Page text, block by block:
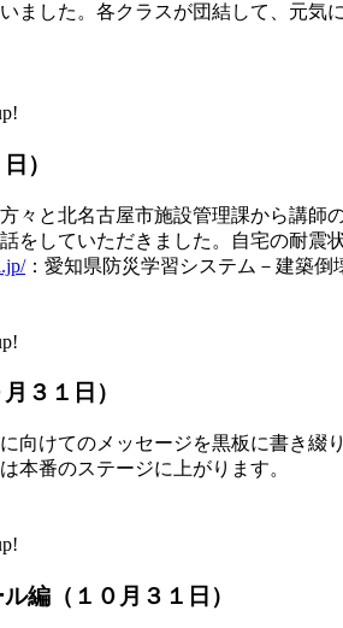
ました。各クラスが団結して、元気
）
々と北名古屋市施設管理課から講師
をしていただきました。自宅の耐震
：愛知県防災学習システム－建築倒
３１日）
向けてのメッセージを黒板に書き綴
本番のステージに上がります。
編（１０月３１日）